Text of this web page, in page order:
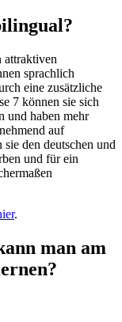
attraktiven
sprachlich
eine zusätzliche
7 können sie sich
und haben mehr
auf
den deutschen und
und für ein
.
man am